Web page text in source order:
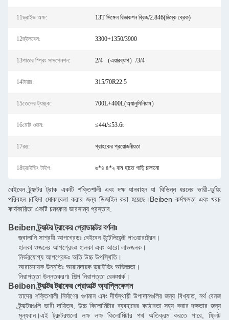
11ড্রাইভ অক্ষ: 13T সিঙ্গেল রিডাকশন ব্রিজ/2.846(ডিস্ক ব্রেক)
12হুইলবেস: 3300+1350/3900
13পাতার স্প্রিং সাসপেনশন: 2/4 （এয়ারব্যাগ）/3/4
14টায়ার: 315/70R22.5
15তেলের ট্যাঙ্ক: 700L+400L(অ্যালুমিনিয়াম）
16মোট ওজন: ≤44t/≤53.6t
17রঙ: গ্রাহকের প্রয়োজনীয়তা
18ড্রাইভিং টাইপ: ৬*৪ ৪*২ বাম হাতে গাড়ি চালানো
বেইবেন ট্র্যাক্টর ট্রাক একটি শক্তিশালী এবং দক্ষ যানবাহন যা বিভিন্ন ধরনের ভারী-ডুয়িং
পরিবহন চাহিদা মোকাবেলা করার জন্য ডিজাইন করা হয়েছে।Beiben কর্মক্ষমতা এবং খরচ
কার্যকারিতা একটি চমৎকার ভারসাম্য প্রস্তাব.
Beiben ট্র্যাক্টর ট্রাকের প্রোডাক্টের বর্ণনাঃ
জ্বালানি সাশ্রয়ী আপগ্রেডঃ বেইবেন ইন্টেলিজেন্ট পাওয়ারট্রেন।
হালকা ওজনের আপগ্রেডঃ হালকা এবং আরো লাভজনক।
নির্ভরযোগ্য আপগ্রেডঃ অতি উচ্চ উপস্থিতি।
আরামদায়ক উন্নতিঃ আরামদায়ক ড্রাইভিং অভিজ্ঞতা।
নিরাপত্তা উন্নতকরণঃ শিল্প নিরাপত্তা রেঞ্চমার্ক।
Beiben ট্র্যাক্টর ট্রাকের প্রোডাক্ট অ্যাপ্লিকেশন
তাদের শক্তিশালী নির্মাণের গুণমান এবং দীর্ঘস্থায়ী উপাদানগুলির জন্য বিখ্যাত, নর্থ বেনজ
ট্র্যাক্টরগুলি ভারী দায়িত্ব, উচ্চ কিলোমিটার ব্যবহারের কঠোরতা সহ্য করার দক্ষতার জন্য
মূল্যবান।এই ট্রাক্টরগুলো লক্ষ লক্ষ কিলোমিটার পথ অতিক্রম করতে পারে, ফ্লিট